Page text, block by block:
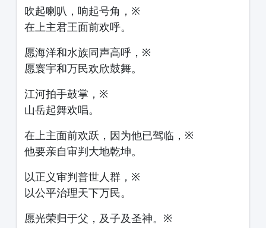
吹起喇叭，响起号角，※
在上主君王面前欢呼。
愿海洋和水族同声高呼，※
愿寰宇和万民欢欣鼓舞。
江河拍手鼓掌，※
山岳起舞欢唱。
在上主面前欢跃，因为他已驾临，※
他要亲自审判大地乾坤。
以正义审判普世人群，※
以公平治理天下万民。
愿光荣归于父，及子及圣神。※